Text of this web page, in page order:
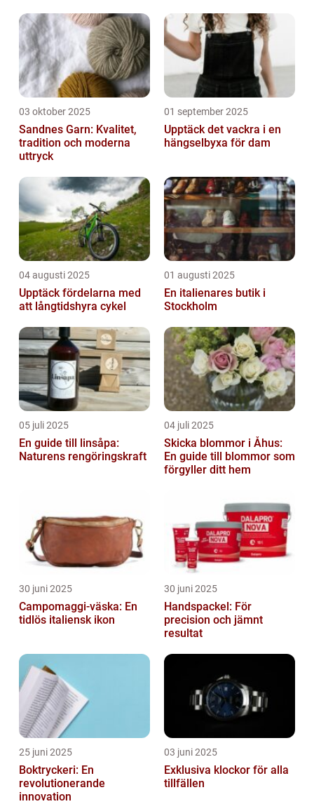
03 oktober 2025
Sandnes Garn: Kvalitet,
tradition och moderna
uttryck
01 september 2025
Upptäck det vackra i en
hängselbyxa för dam
04 augusti 2025
Upptäck fördelarna med
att långtidshyra cykel
01 augusti 2025
En italienares butik i
Stockholm
05 juli 2025
En guide till linsåpa:
Naturens rengöringskraft
04 juli 2025
Skicka blommor i Åhus:
En guide till blommor som
förgyller ditt hem
30 juni 2025
Campomaggi-väska: En
tidlös italiensk ikon
30 juni 2025
Handspackel: För
precision och jämnt
resultat
25 juni 2025
Boktryckeri: En
revolutionerande
innovation
03 juni 2025
Exklusiva klockor för alla
tillfällen